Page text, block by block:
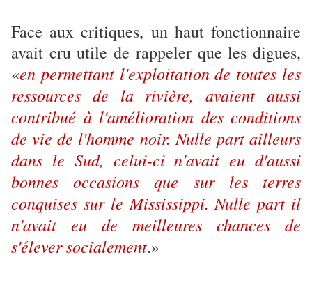
Face aux critiques, un haut fonctionnaire
avait cru utile de rappeler que les digues,
«en permettant l'exploitation de toutes les
ressources de la rivière, avaient aussi
contribué à l'amélioration des conditions
de vie de l'homme noir. Nulle part ailleurs
dans le Sud, celui-ci n'avait eu d'aussi
bonnes occasions que sur les terres
conquises sur le Mississippi. Nulle part il
n'avait eu de meilleures chances de
s'élever socialement.»